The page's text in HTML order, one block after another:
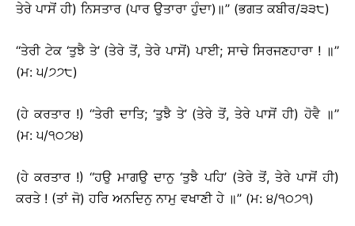
ਤੇਰੇ ਪਾਸੋਂ ਹੀ) ਨਿਸਤਾਰ (ਪਾਰ ਉਤਾਰਾ ਹੁੰਦਾ)॥’’ (ਭਗਤ ਕਬੀਰ/੩੩੮)
‘‘ਤੇਰੀ ਟੇਕ ‘ਤੁਝੈ ਤੇ’ (ਤੇਰੇ ਤੋਂ, ਤੇਰੇ ਪਾਸੋਂ) ਪਾਈ; ਸਾਚੇ ਸਿਰਜਣਹਾਰਾ ! ॥’’
(ਮ: ੫/੭੭੮)
(ਹੇ ਕਰਤਾਰ !) ‘‘ਤੇਰੀ ਦਾਤਿ; ‘ਤੁਝੈ ਤੇ’ (ਤੇਰੇ ਤੋਂ, ਤੇਰੇ ਪਾਸੋਂ ਹੀ) ਹੋਵੈ ॥’’
(ਮ: ੫/੧੦੭੪)
(ਹੇ ਕਰਤਾਰ !) ‘‘ਹਉ ਮਾਗਉ ਦਾਨੁ ‘ਤੁਝੈ ਪਹਿ’ (ਤੇਰੇ ਤੋਂ, ਤੇਰੇ ਪਾਸੋਂ ਹੀ)
ਕਰਤੇ ! (ਤਾਂ ਜੋ) ਹਰਿ ਅਨਦਿਨੁ ਨਾਮੁ ਵਖਾਣੀ ਹੇ ॥’’ (ਮ: ੪/੧੦੭੧)